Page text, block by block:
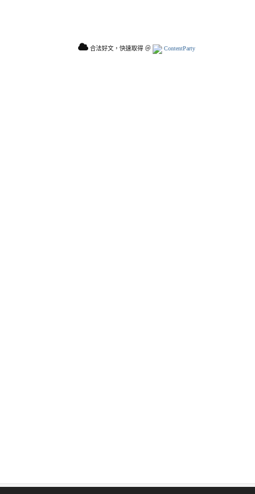
合法好文，快速取得 ＠ ContentParty